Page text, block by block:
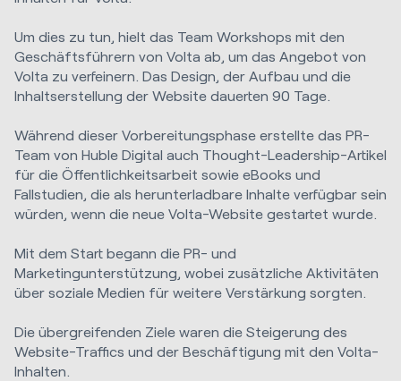
Um dies zu tun, hielt das Team Workshops mit den
Geschäftsführern von Volta ab, um das Angebot von
Volta zu verfeinern. Das Design, der Aufbau und die
Inhaltserstellung der Website dauerten 90 Tage.
Während dieser Vorbereitungsphase erstellte das PR-
Team von Huble Digital auch Thought-Leadership-Artikel
für die Öffentlichkeitsarbeit sowie eBooks und
Fallstudien, die als herunterladbare Inhalte verfügbar sein
würden, wenn die neue Volta-Website gestartet wurde.
Mit dem Start begann die PR- und
Marketingunterstützung, wobei zusätzliche Aktivitäten
über soziale Medien für weitere Verstärkung sorgten.
Die übergreifenden Ziele waren die Steigerung des
Website-Traffics und der Beschäftigung mit den Volta-
Inhalten.